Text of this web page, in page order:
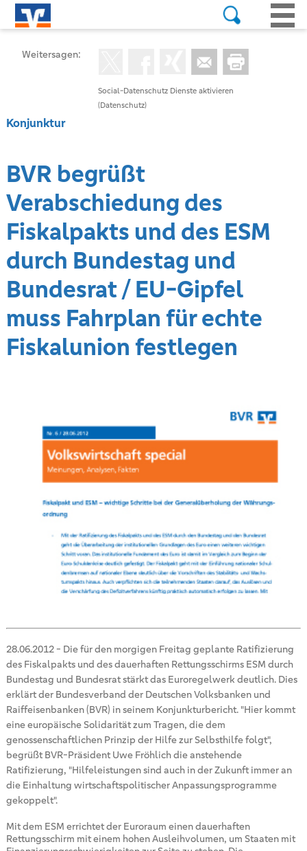
Social-Datenschutz Dienste aktivieren
(Datenschutz)
Weitersagen:
Konjunktur
BVR begrüßt
Verabschiedung des
Fiskalpakts und des ESM
durch Bundestag und
Bundesrat / EU-Gipfel
muss Fahrplan für echte
Fiskalunion festlegen
28.06.2012- Die für den morgigen Freitag geplante Ratifizierung
des Fiskalpakts und des dauerhaften Rettungsschirms ESM durch
Bundestag und Bundesrat stärkt das Euroregelwerk deutlich. Dies
erklärt der Bundesverband der Deutschen Volksbanken und
Raiffeisenbanken (BVR) in seinem Konjunkturbericht. "Hier kommt
eine europäische Solidarität zum Tragen, die dem
genossenschaftlichen Prinzip der Hilfe zur Selbsthilfe folgt",
begrüßt BVR-Präsident Uwe Fröhlich die anstehende
Ratifizierung, "Hilfeleistungen sind auch in der Zukunft immer an
die Einhaltung wirtschaftspolitischer Anpassungsprogramme
gekoppelt".
Mit dem ESM errichtet der Euroraum einen dauerhaften
Rettungsschirm mit einem hohen Ausleihvolumen, um Staaten mit